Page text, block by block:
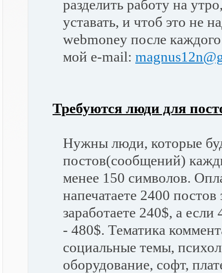
разделить работу на
уставать, и чтоб это не
webmoney после
мой e-mail:
Требуются люди для
Нужны люди, которые
постов(сообщений)
менее 150 символов.
напечатаете 2400
заработаете 240$, а
- 480$. Тематика
социальные темы,
оборудование, софт,